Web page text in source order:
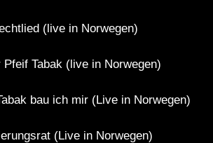
(live in Norwegen)
Pfeif Tabak (live in Norwegen)
bau ich mir (Live in Norwegen)
(Live in Norwegen)